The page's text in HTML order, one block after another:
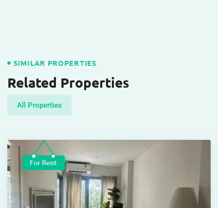
SIMILAR PROPERTIES
Related Properties
All Properties
For Rent